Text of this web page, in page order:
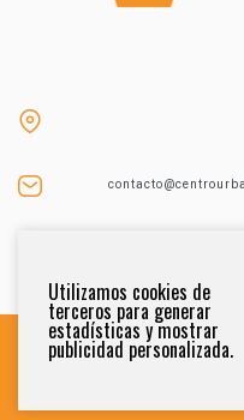
Utilizamos cookies de
terceros para generar
estadísticas y mostrar
publicidad personalizada.